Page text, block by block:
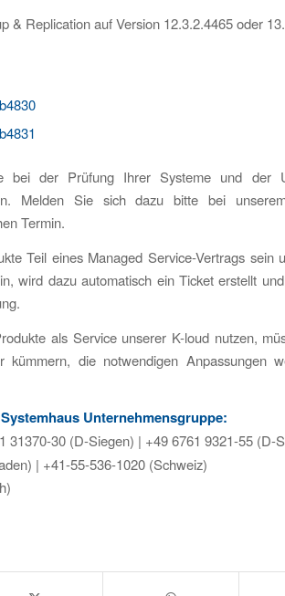
& Replication auf Version 12.3.2.4465 oder
bei der Prüfung Ihrer Systeme und der
Melden Sie sich dazu bitte bei
Termin.
Teil eines Managed Service-Vertrags sein
wird dazu automatisch ein Ticket erstellt
als Service unserer K-loud nutzen,
kümmern, die notwendigen Anpassungen
Unternehmensgruppe:
31370-30 (D-Siegen) | +49 6761 9321-55 (D-
| +41-55-536-1020 (Schweiz)